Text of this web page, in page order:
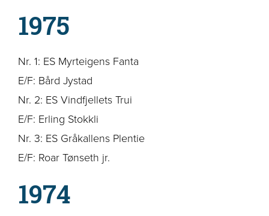
1975
Nr. 1: ES Myrteigens Fanta
E/F: Bård Jystad
Nr. 2: ES Vindfjellets Trui
E/F: Erling Stokkli
Nr. 3: ES Gråkallens Plentie
E/F: Roar Tønseth jr.
1974